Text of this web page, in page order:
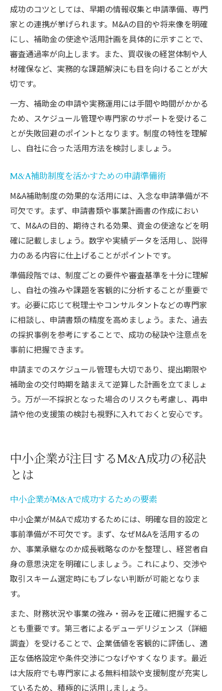
成功のコツとしては、早期の情報収集と申請準備、専門
家との連携が挙げられます。M&Aの目的や将来像を明確
にし、補助金の使途や活用計画を具体的に示すことで、
審査通過率が向上します。また、買収後の経営体制や人
材確保など、実務的な課題解決にも目を向けることが大
切です。
一方、補助金の申請や実務運用には手間や時間がかかる
ため、スケジュール管理や専門家のサポートを受けるこ
とが失敗回避のポイントとなります。制度の特性を理解
し、自社に合った活用方法を検討しましょう。
M&A補助制度を活かすための申請準備術
M&A補助制度の効果的な活用には、入念な申請準備が不
可欠です。まず、申請書類や事業計画書の作成におい
て、M&Aの目的、期待される効果、資金の使途などを明
確に記載しましょう。数字や実績データを活用し、説得
力のある内容に仕上げることがポイントです。
準備段階では、制度ごとの要件や審査基準を十分に理解
し、自社の強みや課題を客観的に分析することが重要で
す。必要に応じて税理士やコンサルタントなどの専門家
に相談し、申請書類の精度を高めましょう。また、過去
の採択事例を参考にすることで、成功の秘訣や注意点を
事前に把握できます。
申請までのスケジュール管理も大切であり、提出期限や
補助金の交付時期を踏まえて逆算した計画を立てましょ
う。万が一不採択となった場合のリスクも考慮し、再申
請や他の支援策の検討も視野に入れておくと安心です。
中小企業が注目するM&A成功の秘訣
とは
中小企業がM&Aで成功するための要素
中小企業がM&Aで成功するためには、明確な目的設定と
事前準備が不可欠です。まず、なぜM&Aを活用するの
か、事業承継なのか成長戦略なのかを整理し、経営者自
身の意思決定を明確にしましょう。これにより、交渉や
取引スキーム選定時にもブレない判断が可能となりま
す。
また、財務状況や事業の強み・弱みを正確に把握するこ
とも重要です。第三者によるデューデリジェンス（詳細
調査）を受けることで、企業価値を客観的に評価し、適
正な価格設定や条件交渉につなげやすくなります。最近
は大阪府でも専門家による無料相談や支援制度が充実し
ているため、積極的に活用しましょう。